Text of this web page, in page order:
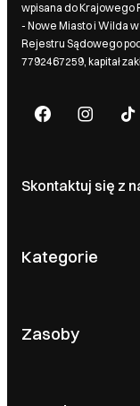
wpisana do Krajowego
- Nowe Miasto i Wilda
Rejestru Sądowego
7792467259, kapitał
Skontaktuj się z
Kategorie
Zasoby